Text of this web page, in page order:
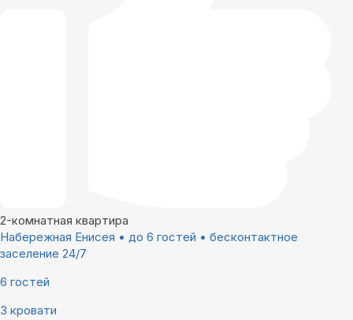
2-комнатная квартира
Набережная Енисея • до 6 гостей • бесконтактное
заселение 24/7
6 гостей
3 кровати